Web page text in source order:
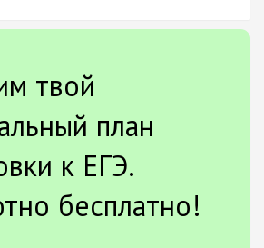
твой
план
к ЕГЭ.
бесплатно!